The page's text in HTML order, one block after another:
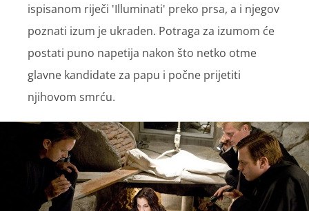
ispisanom riječi 'Illuminati' preko prsa, a i njegov
poznati izum je ukraden. Potraga za izumom će
postati puno napetija nakon što netko otme
glavne kandidate za papu i počne prijetiti
njihovom smrću.